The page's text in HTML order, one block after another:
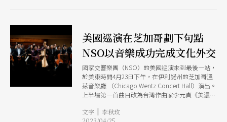
美國巡演在芝加哥劃下句點
NSO以音樂成功完成文化外交
國家交響樂團（NSO）的美國巡演來到最後一站，
於美東時間4月23日下午，在伊利諾州的芝加哥溫
茲音樂廳 （Chicago Wentz Concert Hall）演出。
上半場第一首曲目改為台灣作曲家李元貞《美濃之
幻想曲》讓全場觀眾起立鼓掌，返場再以安可曲
文字 | 李秋玫